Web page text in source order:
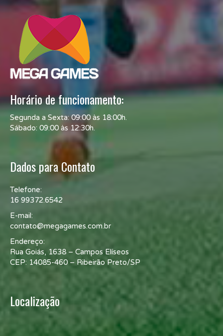
Horário de funcionamento:
Segunda a Sexta: 09:00 às 18:00h.
Sábado: 09:00 às 12:30h.
Dados para Contato
Telefone:
16 99372.6542
E-mail:
contato@megagames.com.br
Endereço:
Rua Goiás, 1638 – Campos Elíseos
CEP: 14085-460 – Ribeirão Preto/SP
Localização